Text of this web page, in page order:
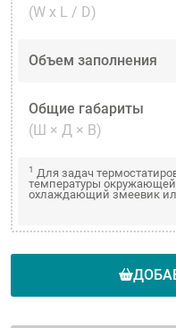
(W x L / D)
Объем заполнения
Общие габариты
(Ш × Д × В)
1 Для задач
температуры
охлаждающий змеевик